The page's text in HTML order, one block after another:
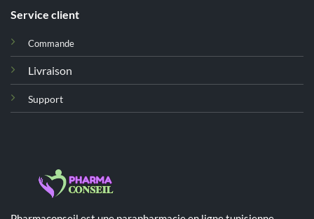
Service client
Commande
Livraison
Support